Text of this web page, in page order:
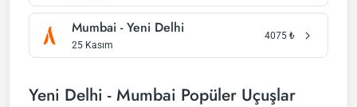
Mumbai - Yeni Delhi
25 Kasım
4075 ₺
Yeni Delhi - Mumbai Popüler Uçuşlar